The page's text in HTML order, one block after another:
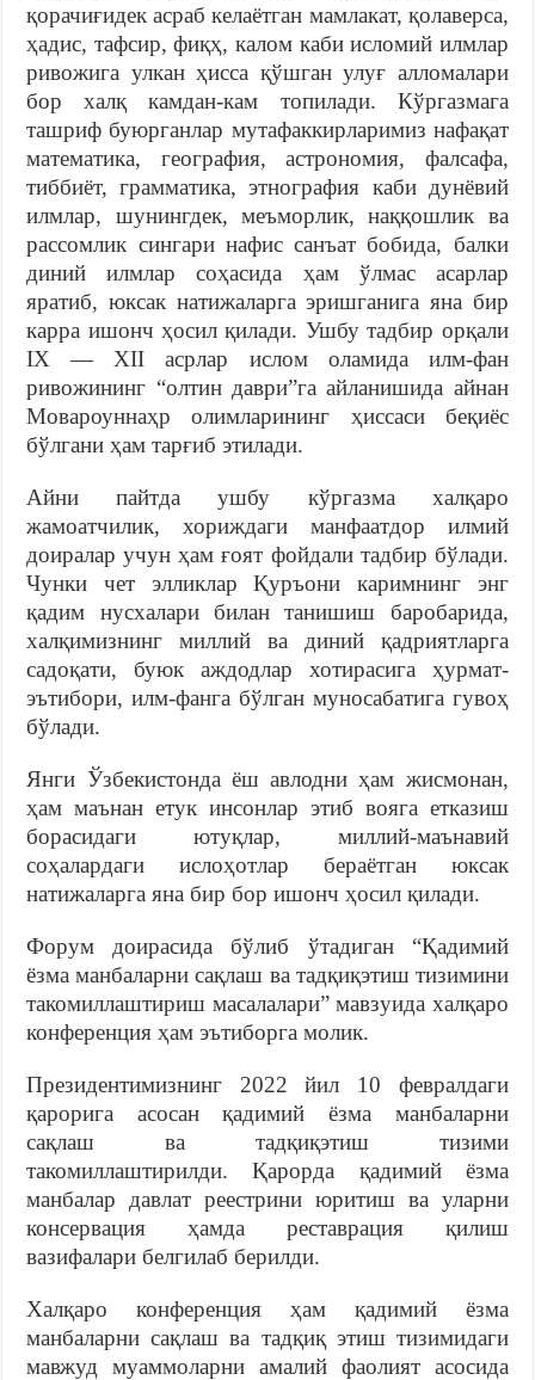
қорачиғидек асраб келаётган мамлакат, қолаверса,
ҳадис, тафсир, фиқҳ, калом каби исломий илмлар
ривожига улкан ҳисса қўшган улуғ алломалари
бор халқ камдан-кам топилади. Кўргазмага
ташриф буюрганлар мутафаккирларимиз нафақат
математика, география, астрономия, фалсафа,
тиббиёт, грамматика, этнография каби дунёвий
илмлар, шунингдек, меъморлик, наққошлик ва
рассомлик сингари нафис санъат бобида, балки
диний илмлар соҳасида ҳам ўлмас асарлар
яратиб, юксак натижаларга эришганига яна бир
карра ишонч ҳосил қилади. Ушбу тадбир орқали
IX — XII асрлар ислом оламида илм-фан
ривожининг “олтин даври”га айланишида айнан
Мовароуннаҳр олимларининг ҳиссаси беқиёс
бўлгани ҳам тарғиб этилади.
Айни пайтда ушбу кўргазма халқаро
жамоатчилик, хориждаги манфаатдор илмий
доиралар учун ҳам ғоят фойдали тадбир бўлади.
Чунки чет элликлар Қуръони каримнинг энг
қадим нусхалари билан танишиш баробарида,
халқимизнинг миллий ва диний қадриятларга
садоқати, буюк аждодлар хотирасига ҳурмат-
эътибори, илм-фанга бўлган муносабатига гувоҳ
бўлади.
Янги Ўзбекистонда ёш авлодни ҳам жисмонан,
ҳам маънан етук инсонлар этиб вояга етказиш
борасидаги ютуқлар, миллий-маънавий
соҳалардаги ислоҳотлар бераётган юксак
натижаларга яна бир бор ишонч ҳосил қилади.
Форум доирасида бўлиб ўтадиган “Қадимий
ёзма манбаларни сақлаш ва тадқиқэтиш тизимини
такомиллаштириш масалалари” мавзуида халқаро
конференция ҳам эътиборга молик.
Президентимизнинг 2022 йил 10 февралдаги
қарорига асосан қадимий ёзма манбаларни
сақлаш ва тадқиқэтиш тизими
такомиллаштирилди. Қарорда қадимий ёзма
манбалар давлат реестрини юритиш ва уларни
консервация ҳамда реставрация қилиш
вазифалари белгилаб берилди.
Халқаро конференция ҳам қадимий ёзма
манбаларни сақлаш ва тадқиқ этиш тизимидаги
мавжуд муаммоларни амалий фаолият асосида